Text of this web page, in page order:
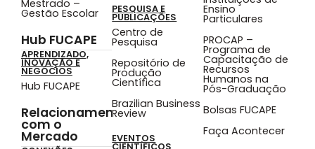
Mestrado –
Gestão Escolar
Hub FUCAPE
APRENDIZADO,
INOVAÇÃO E
NEGÓCIOS
Hub FUCAPE
Relacionamento
com o
Mercado
PESQUISA E
PUBLICAÇÕES
Centro de
Pesquisa
Repositório de
Produção
Científica
Brazilian Business
Review
EVENTOS
CIENTÍFICOS
Ensino
Particulares
PROCAP –
Programa de
Capacitação de
Recursos
Humanos na
Pós-Graduação
Bolsas FUCAPE
Faça Acontecer